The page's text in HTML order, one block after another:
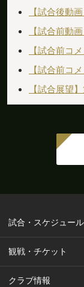
【試合後動
【試合前動
【試合前コ
【試合前コ
【試合展望
試合・スケジュール
観戦・チケット
クラブ情報